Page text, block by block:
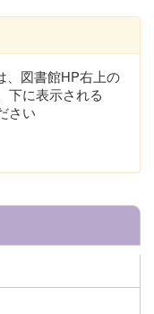
、図書館HP右上の
下に表示される
さい